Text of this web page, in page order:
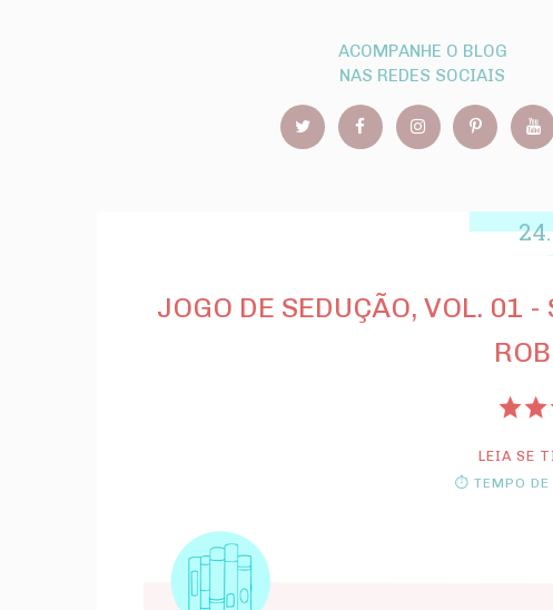
ACOMPANHE O BLOG
NAS REDES SOCIAIS
JOGO DE SEDUÇÃO, VOL. 01
LEIA SE
⏱ TEMPO DE